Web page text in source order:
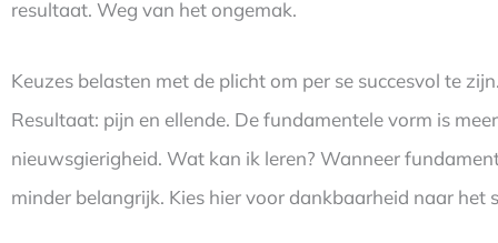
resultaat. Weg van het ongemak.
Keuzes belasten met de plicht om per se succesvol te
Resultaat: pijn en ellende. De fundamentele vorm is
nieuwsgierigheid. Wat kan ik leren? Wanneer
minder belangrijk. Kies hier voor dankbaarheid naar het